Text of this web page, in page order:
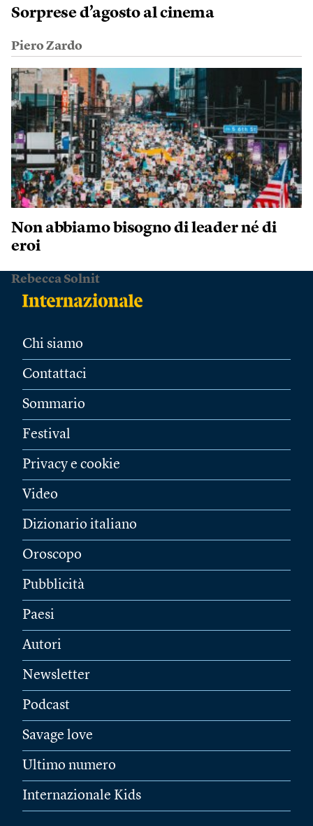
Sorprese d’agosto al cinema
Piero Zardo
Non abbiamo bisogno di leader né di
eroi
Rebecca Solnit
Chi siamo
Contattaci
Sommario
Festival
Privacy e cookie
Video
Dizionario italiano
Oroscopo
Pubblicità
Paesi
Autori
Newsletter
Podcast
Savage love
Ultimo numero
Internazionale Kids